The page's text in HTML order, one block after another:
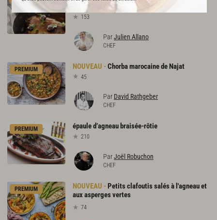
gratin dauphinois
153
ParJulien Allano
CHEF
PREMIUM Chorbamarocainede Najat
45
Par David Rathgeber
CHEF
PREMIUM épauled’agneau braisée-rôtie
210
ParJoël Robuchon
CHEF
PREMIUM
Petits clafoutis salés à l'agneau et
aux asperges vertes
74